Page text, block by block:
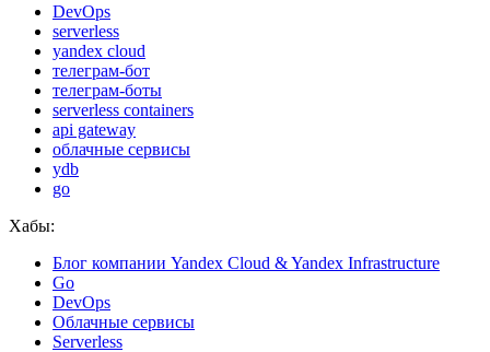
DevOps
serverless
yandex cloud
телеграм-бот
телеграм-боты
serverless containers
api gateway
облачные сервисы
ydb
go
Хабы:
Блог компании Yandex Cloud & Yandex Infrastructure
Go
DevOps
Облачные сервисы
Serverless